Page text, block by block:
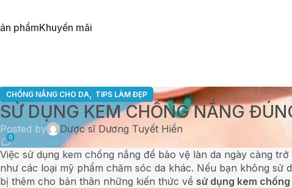
phẩmKhuyến mãi
CHỐNG NẮNG CHO DA, TIPS LÀM ĐẸP
SỬ DỤNG KEM CHỐNG NẮNG
Posted by Dược sĩ Dương Tuyết Hiền
0
Việc sử dụng kem chống nắng để bảo vệ làn da ngày càng
như các loại mỹ phẩm chăm sóc da khác. Nếu bạn không sử
bị thêm cho bản thân những kiến thức về sử dụng kem chống